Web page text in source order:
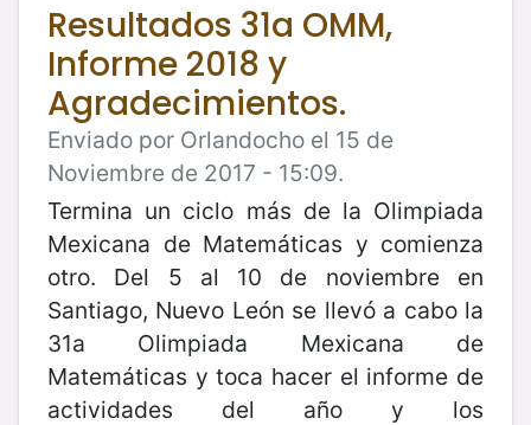
Resultados 31a OMM,
Informe 2018 y
Agradecimientos.
Enviado por Orlandocho el 15 de
Noviembre de 2017 - 15:09.
Termina un ciclo más de la Olimpiada
Mexicana de Matemáticas y comienza
otro. Del 5 al 10 de noviembre en
Santiago, Nuevo León se llevó a cabo la
31a Olimpiada Mexicana de
Matemáticas y toca hacer el informe de
actividades del año y los